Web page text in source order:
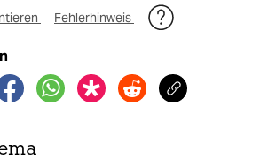
Fehlerhinweis